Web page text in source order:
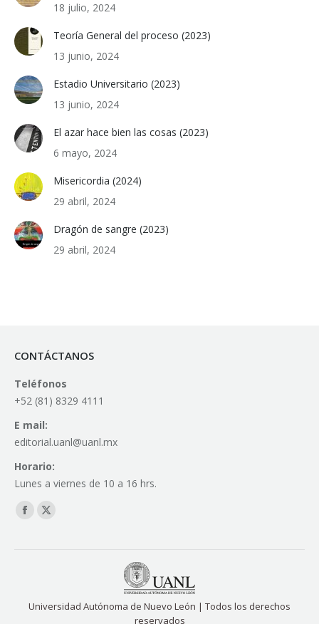
18 julio, 2024
Teoría General del proceso (2023)
13 junio, 2024
Estadio Universitario (2023)
13 junio, 2024
El azar hace bien las cosas (2023)
6 mayo, 2024
Misericordia (2024)
29 abril, 2024
Dragón de sangre (2023)
29 abril, 2024
CONTÁCTANOS
Teléfonos
+52 (81) 8329 4111
E mail:
editorial.uanl@uanl.mx
Horario:
Lunes a viernes de 10 a 16 hrs.
Find us on:
Facebook
window
X
window
Universidad Autónoma de Nuevo León | Todos los derechos
reservados